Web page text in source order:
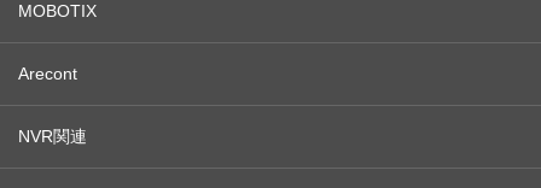
MOBOTIX
Arecont
NVR関連